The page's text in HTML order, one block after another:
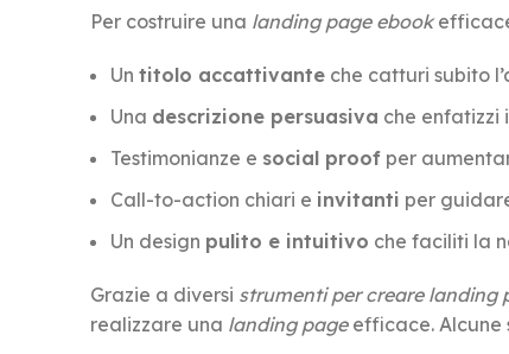
Per costruire una landing page ebook
Un titolo accattivante che catturi subito
Una descrizione persuasiva che enfatizzi
Testimonianze e social proof per
Call-to-action chiari e invitanti per
Un design pulito e intuitivo che faciliti la
Grazie a diversi strumenti per creare landing
realizzare una landing pageefficace. Alcune